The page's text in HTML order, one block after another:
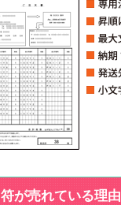
が売れている理由